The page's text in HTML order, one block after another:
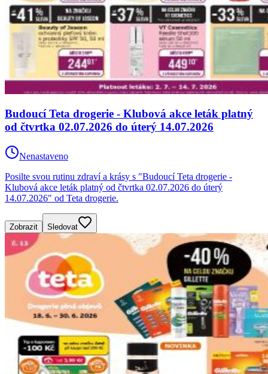
Budoucí Teta drogerie - Klubová akce leták platný
od čtvrtka 02.07.2026 do úterý 14.07.2026
Nenastaveno
Posilte svou rutinu zdraví a krásy s "Budoucí Teta drogerie -
Klubová akce leták platný od čtvrtka 02.07.2026 do úterý
14.07.2026" od Teta drogerie.
Zobrazit Sledovat